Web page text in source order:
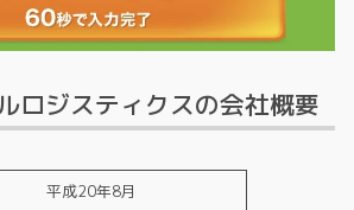
ロジスティクスの会社概要
平成20年8月